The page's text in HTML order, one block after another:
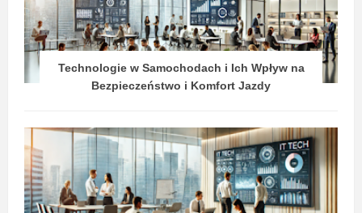
Technologie w Samochodach i Ich Wpływ na
Bezpieczeństwo i Komfort Jazdy